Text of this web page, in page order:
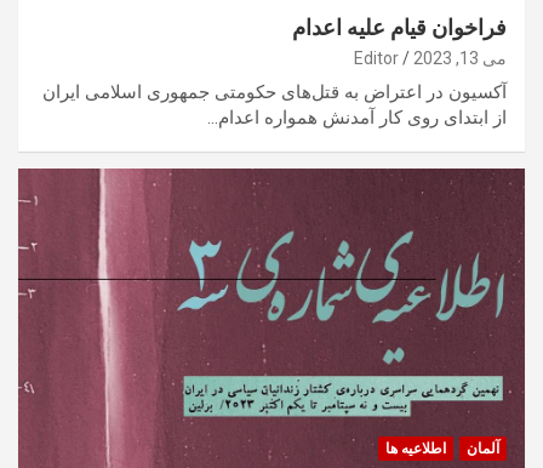
فراخوان قیام علیه اعدام
می 13, 2023 Editor
آکسیون در اعتراض به قتل‌های حکومتی جمهوری اسلامی ایران
از ابتدای روی کار آمدنش همواره اعدام…
آلمان اطلاعیه ها